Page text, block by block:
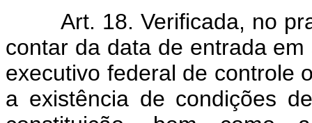
Art. 18. Verificada, no
contar da data de entrada
executivo federal de controle
a existência de condições